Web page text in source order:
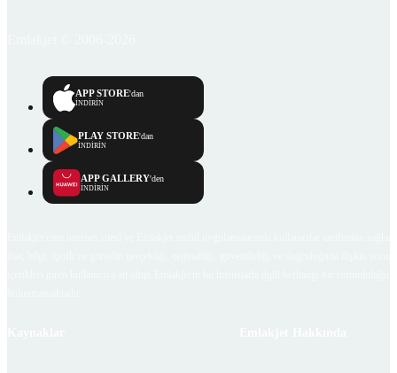
APP STORE'dan
İNDİRİN
PLAY STORE'dan
İNDİRİN
APP GALLERY'den
İNDİRİN